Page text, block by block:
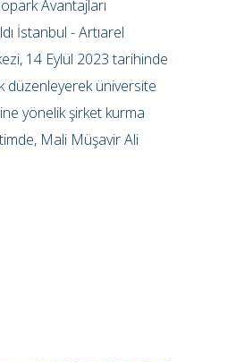
Avantajları
İstanbul - Artıarel
14 Eylül 2023 tarihinde
düzenleyerek üniversite
yönelik şirket kurma
Mali Müşavir Ali